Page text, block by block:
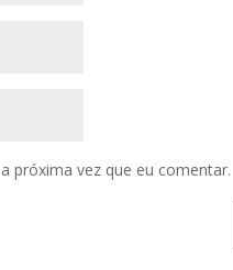
próxima vez que eu comentar.